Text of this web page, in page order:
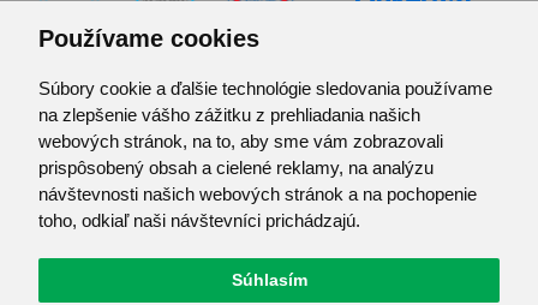
Používame cookies
Súbory cookie a ďalšie technológie sledovania používame
na zlepšenie vášho zážitku z prehliadania našich
webových stránok, na to, aby sme vám zobrazovali
prispôsobený obsah a cielené reklamy, na analýzu
návštevnosti našich webových stránok a na pochopenie
toho, odkiaľ naši návštevníci prichádzajú.
Súhlasím
Kontakt
Pozvánka do infocentra
Zoznam použitých skratiek
Mapa stránok
RSS
Centrum predvolieb cookies